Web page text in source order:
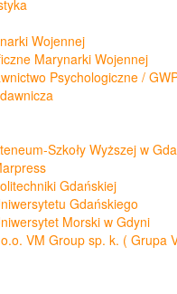
Wojennej
Marynarki Wojennej
Psychologiczne /
Szkoły Wyższej w
Gdańskiej
Gdańskiego
Morski w Gdyni
VM Group sp. k. ( Grupa